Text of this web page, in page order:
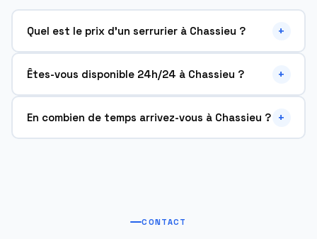
Quel est le prix d'un serrurier à Chassieu ? +
À Chassieu (69680), ouverture de porte à partir de 69€.
Changement de cylindre A2P à partir de 89€. Devis gratuit
avant toute intervention.
Êtes-vous disponible 24h/24 à Chassieu ? +
Oui, disponible 24h/24, 7j/7 à Chassieu (69680), y compris
nuits, week-ends et jours fériés. Appelez le 04 28 38 73 77.
En combien de temps arrivez-vous à Chassieu ? +
CONTACT